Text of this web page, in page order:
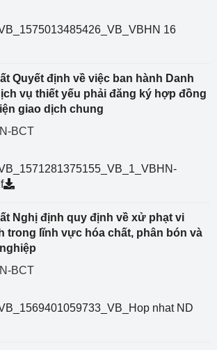
16
Quyết định về việc ban hành Danh
vụ thiết yếu phải đăng ký hợp đồng
giao dịch chung
BCT
Nghị định quy định về xử phạt vi
trong lĩnh vực hóa chất, phân bón và
BCT
nhat ND